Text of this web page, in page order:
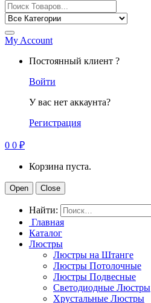
My Account
Постоянный клиент ?
Войти
У вас нет аккаунта?
Регистрация
0 0 ₽
Корзина пуста.
Open Close
Найти:
Главная
Каталог
Люстры
Люстры на Штанге
Люстры Потолочные
Люстры Подвесные
Светодиодные Люстры
Хрустальные Люстры